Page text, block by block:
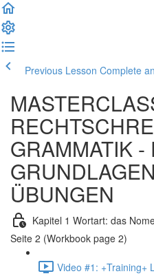
Previous Lesson Complete
GRAMMATIK -
ÜBUNGEN
Kapitel 1 Wortart: das
Seite 2 (Workbook page 2)
Video #1: +Training+